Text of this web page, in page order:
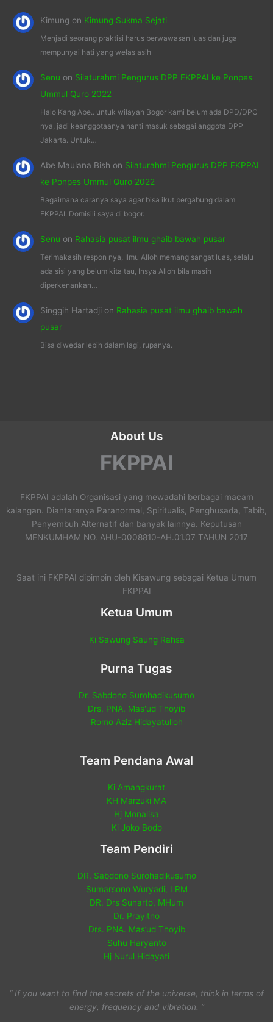
Kimung on Kimung Sukma Sejati
Menjadi seorang praktisi harus berwawasan luas dan juga
mempunyai hati yang welas asih
Senu on Silaturahmi Pengurus DPP FKPPAI ke Ponpes
Ummul Quro 2022
Halo Kang Abe.. untuk wilayah Bogor kami belum ada DPD/DPC
nya, jadi keanggotaanya nanti masuk sebagai anggota DPP
Jakarta. Untuk…
Abe Maulana Bish on Silaturahmi Pengurus DPP FKPPAI
ke Ponpes Ummul Quro 2022
Bagaimana caranya saya agar bisa ikut bergabung dalam
FKPPAI. Domisili saya di bogor.
Senu on Rahasia pusat ilmu ghaib bawah pusar
Terimakasih respon nya, Ilmu Alloh memang sangat luas, selalu
ada sisi yang belum kita tau, Insya Alloh bila masih
diperkenankan…
Singgih Hartadjion Rahasia pusat ilmu ghaib bawah
pusar
Bisa diwedar lebih dalam lagi, rupanya.
About Us
FKPPAI
FKPPAI adalah Organisasi yang mewadahi berbagai macam
kalangan. Diantaranya Paranormal, Spiritualis, Penghusada, Tabib,
Penyembuh Alternatif dan banyak lainnya. Keputusan
MENKUMHAM NO. AHU-0008810-AH.01.07 TAHUN 2017
Saat ini FKPPAI dipimpin oleh Kisawung sebagai Ketua Umum
FKPPAI
Ketua Umum
Ki Sawung Saung Rahsa
Purna Tugas
Dr. Sabdono Surohadikusumo
Drs. PNA. Mas'ud Thoyib
Romo Aziz Hidayatulloh
Team Pendana Awal
Ki Amangkurat
KH Marzuki MA
Hj Monalisa
Ki Joko Bodo
Team Pendiri
DR. Sabdono Surohadikusumo
Sumarsono Wuryadi, LRM
DR. Drs Sunarto, MHum
Dr. Prayitno
Drs. PNA. Mas’ud Thoyib
Suhu Haryanto
Hj Nurul Hidayati
“ If you want to find the secrets of the universe, think in terms of
energy, frequency and vibration. ”